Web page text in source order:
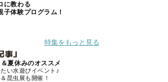
に教わる
子体験プログラム！
特集をもっと見る
」
＆夏休みのオススメ
い水遊びイベント♪
昆虫展も開催！